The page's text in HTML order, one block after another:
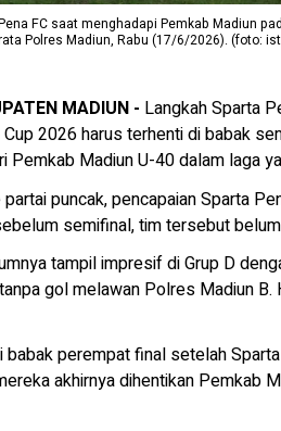
FC saat menghadapi Pemkab Madiun
Polres Madiun, Rabu (17/6/2026). (foto:
MADIUN - Langkah Sparta
2026 harus terhenti di babak
Pemkab Madiun U-40 dalam laga
puncak, pencapaian Sparta
semifinal, tim tersebut
tampil impresif di Grup D
gol melawan Polres Madiun
perempat final setelah
akhirnya dihentikan Pemkab